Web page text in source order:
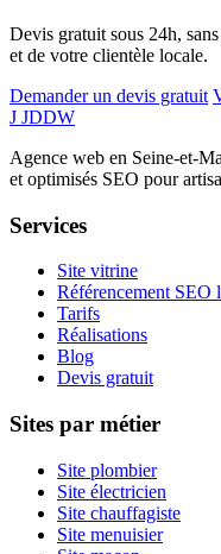
Devis gratuit sous 24h,
et de votre clientèle locale.
Demander un devis gratuit
J JDDW
Agence web en Seine-et-
et optimisés SEO pour
Services
Site vitrine
Référencement SEO
Tarifs
Réalisations
Blog
Devis gratuit
Sites par métier
Site plombier
Site électricien
Site chauffagiste
Site menuisier